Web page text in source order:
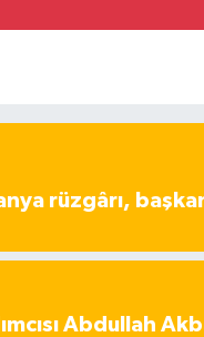
rüzgârı,
Abdullah